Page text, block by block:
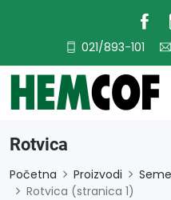
021/893-101
Rotvica
Početna Proizvodi
Rotvica (stranica 1)